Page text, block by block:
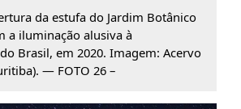
da estufa do Jardim Botânico
a iluminação alusiva à
Brasil, em 2020. Imagem: Acervo
— FOTO 26 –